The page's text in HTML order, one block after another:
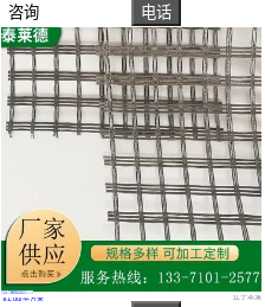
咨询 电话
泰莱德 玄武岩土工格栅 不会发生蠕变 能够长期保持性能 支持定制
实地验厂
￥1 .00/平方米 辽宁本溪